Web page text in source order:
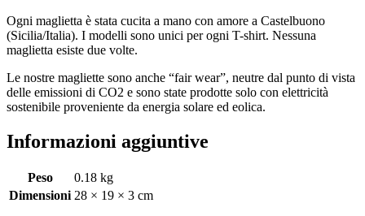
Ogni maglietta è stata cucita a mano con amore a Castelbuono
(Sicilia/Italia). I modelli sono unici per ogni T-shirt. Nessuna
maglietta esiste due volte.
Le nostre magliette sono anche “fair wear”, neutre dal punto di vista
delle emissioni di CO2 e sono state prodotte solo con elettricità
sostenibile proveniente da energia solare ed eolica.
Informazioni aggiuntive
Peso
0.18 kg
Dimensioni 28 × 19 × 3 cm